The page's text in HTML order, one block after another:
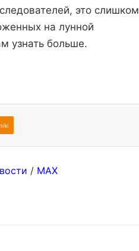
это слишком
на лунной
узнать больше.
/ MAX